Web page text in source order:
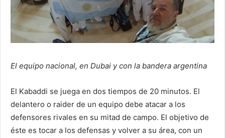
El equipo nacional, en Dubai y con la bandera argentina
El Kabaddi se juega en dos tiempos de 20 minutos. El
delantero o raider de un equipo debe atacar a los
defensores rivales en su mitad de campo. El objetivo de
éste es tocar a los defensas y volver a su área, con un